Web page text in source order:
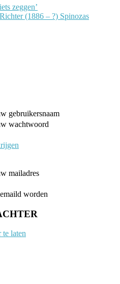
zeggen’
(1886 – ?) Spinozas
gebruikersnaam
wachtwoord
mailadres
worden
laten